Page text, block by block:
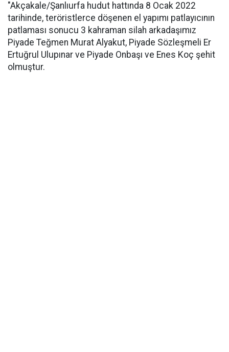
"Akçakale/Şanlıurfa hudut hattında 8 Ocak 2022
tarihinde, teröristlerce döşenen el yapımı patlayıcının
patlaması sonucu 3 kahraman silah arkadaşımız
Piyade Teğmen Murat Alyakut, Piyade Sözleşmeli Er
Ertuğrul Ulupınar ve Piyade Onbaşı ve Enes Koç şehit
olmuştur.